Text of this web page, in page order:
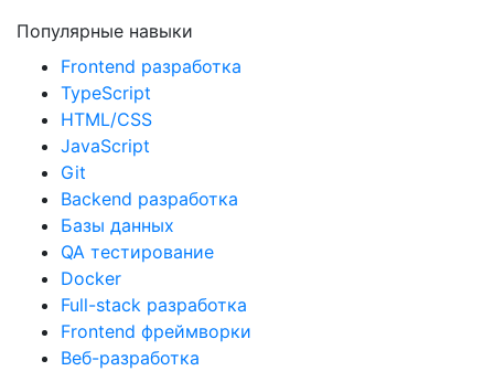
Популярные навыки
Frontend разработка
TypeScript
HTML/CSS
JavaScript
Git
Backend разработка
Базы данных
QA тестирование
Docker
Full-stack разработка
Frontend фреймворки
Веб-разработка